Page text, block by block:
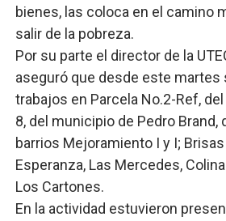
bienes, las coloca en el camino
salir de la pobreza.
Por su parte el director de la
aseguró que desde este martes
trabajos en Parcela No.2-Ref,
8, del municipio de Pedro Brand,
barrios Mejoramiento I y I; Brisas
Esperanza, Las Mercedes,
Los Cartones.
En la actividad estuvieron